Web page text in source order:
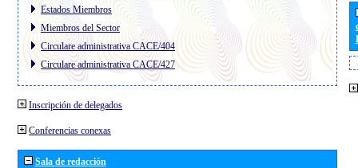
Estados Miembros
Miembros del Sector
Circulare administrativa CACE/404
Circulare administrativa CACE/427
Inscripción de delegados
Conferencias conexas
Sala de redacción